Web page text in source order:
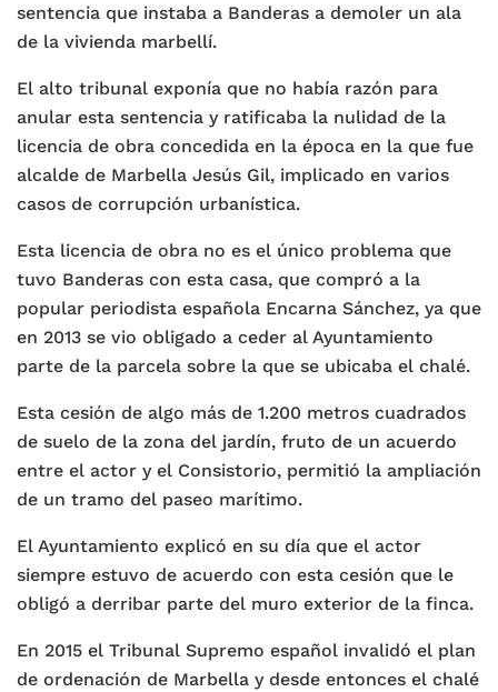
sentencia que instaba a Banderas a demoler un ala
de la vivienda marbellí.
El alto tribunal exponía que no había razón para
anular esta sentencia y ratificaba la nulidad de la
licencia de obra concedida en la época en la que fue
alcalde de Marbella Jesús Gil, implicado en varios
casos de corrupción urbanística.
Esta licencia de obra no es el único problema que
tuvo Banderas con esta casa, que compró a la
popular periodista española Encarna Sánchez, ya que
en 2013 se vio obligado a ceder al Ayuntamiento
parte de la parcela sobre la que se ubicaba el chalé.
Esta cesión de algo más de 1.200 metros cuadrados
de suelo de la zona del jardín, fruto de un acuerdo
entre el actor y el Consistorio, permitió la ampliación
de un tramo del paseo marítimo.
El Ayuntamiento explicó en su día que el actor
siempre estuvo de acuerdo con esta cesión que le
obligó a derribar parte del muro exterior de la finca.
En 2015 el Tribunal Supremo español invalidó el plan
de ordenación de Marbella y desde entonces el chalé